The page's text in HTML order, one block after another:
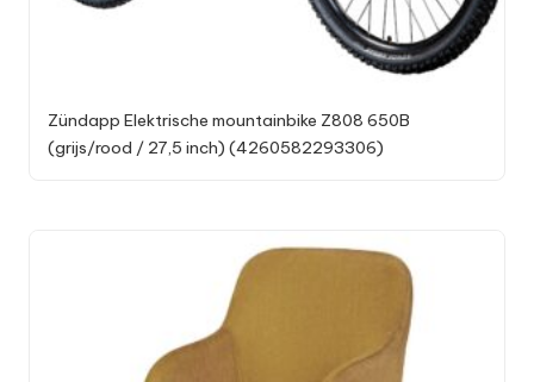
Zündapp Elektrische mountainbike Z808 650B
(grijs/rood / 27,5 inch) (4260582293306)